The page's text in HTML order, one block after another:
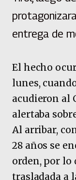
entrega de
El hecho
lunes,
acudieron al
alertaba
Al arribar,
28 años se
orden, por lo
trasladada a